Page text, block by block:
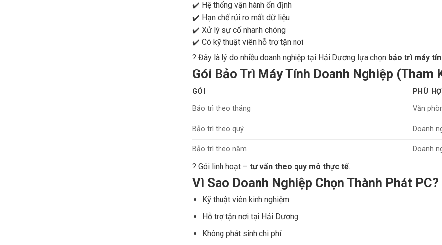
✔️ Hệ thống vận hành ổn định
✔️ Hạn chế rủi ro mất dữ liệu
✔️ Xử lý sự cố nhanh chóng
✔️ Có kỹ thuật viên hỗ trợ tận nơi
? Đây là lý do nhiều doanh nghiệp tại Hải Dương lựa chọn bảo trì máy
Gói Bảo Trì Máy Tính Doanh Nghiệp (Tham
GÓI PHÙ
Bảo trì theo tháng Văn
Bảo trì theo quý Doanh
Bảo trì theo năm Doanh
? Gói linh hoạt – tư vấn theo quy mô thực tế.
Vì Sao Doanh Nghiệp Chọn Thành Phát PC?
Kỹ thuật viên kinh nghiệm
Hỗ trợ tận nơi tại Hải Dương
Không phát sinh chi phí